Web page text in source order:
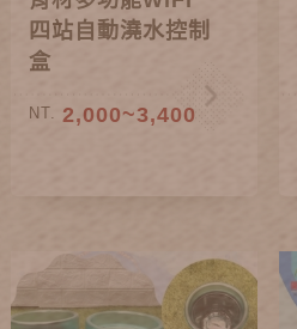
四站自動澆水控制
盒
NT. 2,000~3,400